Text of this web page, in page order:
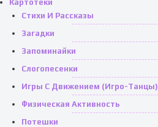
Картотеки
Стихи И Рассказы
Загадки
Запоминайки
Слогопесенки
Игры С Движением (игро-Танцы)
Физическая Активность
Потешки